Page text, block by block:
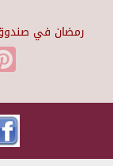
رمضان في صندوق